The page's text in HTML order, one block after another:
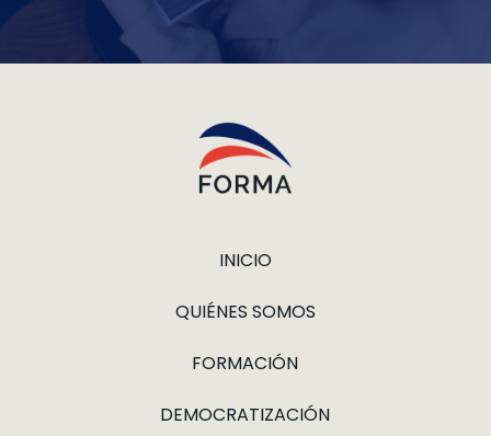
INICIO
QUIÉNES SOMOS
FORMACIÓN
DEMOCRATIZACIÓN